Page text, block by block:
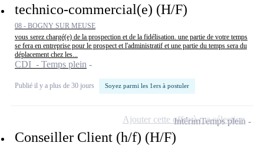
technico-commercial(e) (H/F)
08 - BOGNY SUR MEUSE
vous serez chargé(e) de la prospection et de la fidélisation. une partie de votre temps
se fera en entreprise pour le prospect et l'administratif et une partie du temps sera du
déplacement chez les...
CDI - Temps plein
Publié il y a plus de 30 jours Soyez parmi les 1ers à postuler
Conseiller Client (h/f) (H/F)
IntérimTemps plein
Ajouter cette offre à ma sélection